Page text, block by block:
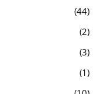
44
2
3
1